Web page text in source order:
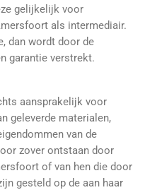
gelijkelijk voor
als intermediair.
dan wordt door de
garantie verstrekt.
aansprakelijk voor
geleverde materialen,
van de
zover ontstaan door
of van hen die door
gesteld op de aan haar